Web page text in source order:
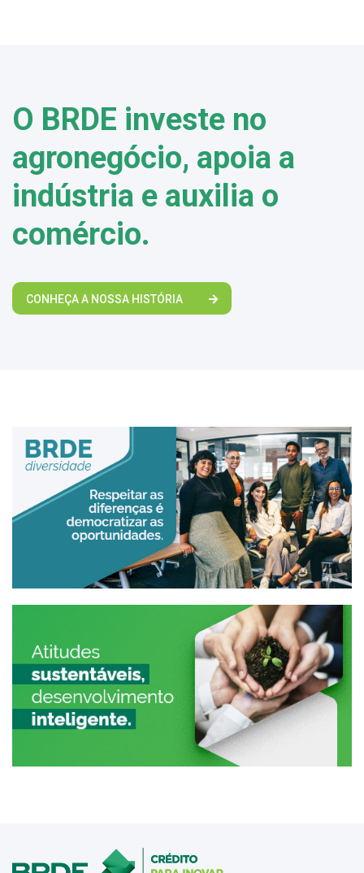
O BRDE investe no
agronegócio, apoia a
indústria e auxilia o
comércio.
CONHEÇA A NOSSA HISTÓRIA